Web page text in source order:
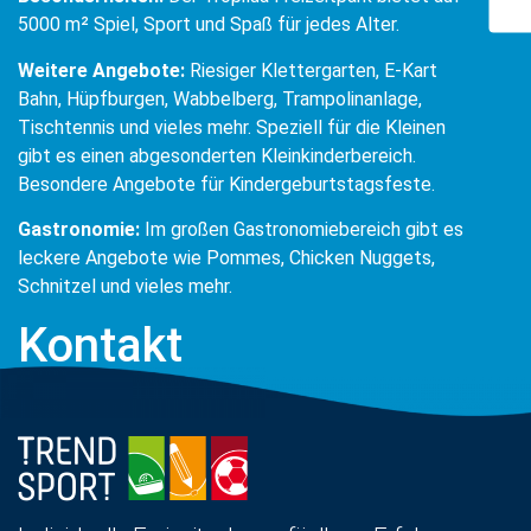
5000 m² Spiel, Sport und Spaß für jedes Alter.
Weitere Angebote: Riesiger Klettergarten, E-Kart
Bahn, Hüpfburgen, Wabbelberg, Trampolinanlage,
Tischtennis und vieles mehr. Speziell für die Kleinen
gibt es einen abgesonderten Kleinkinderbereich.
Besondere Angebote für Kindergeburtstagsfeste.
Gastronomie: Im großen Gastronomiebereich gibt es
leckere Angebote wie Pommes, Chicken Nuggets,
Schnitzel und vieles mehr.
Kontakt